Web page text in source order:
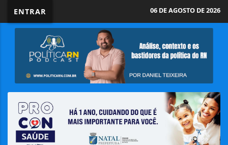
ENTRAR 06 DE AGOSTO DE 2026